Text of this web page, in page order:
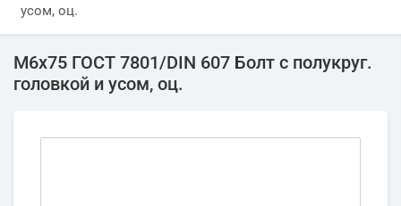
усом, оц.
М6х75 ГОСТ 7801/DIN 607 Болт с полукруг.
головкой и усом, оц.